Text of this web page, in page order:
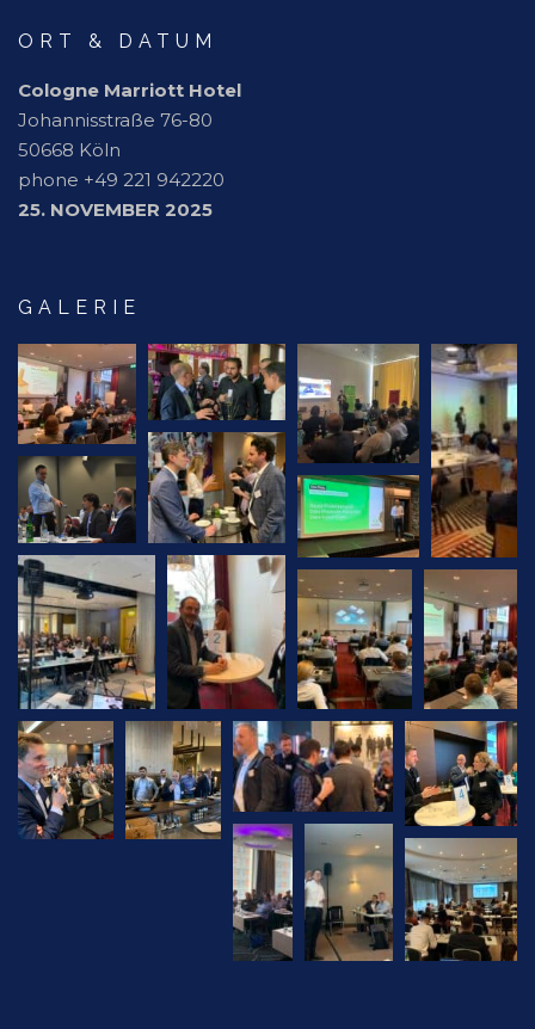
ORT & DATUM
Cologne Marriott Hotel
Johannisstraße 76-80
50668 Köln
phone +49 221 942220
25. NOVEMBER 2025
GALERIE